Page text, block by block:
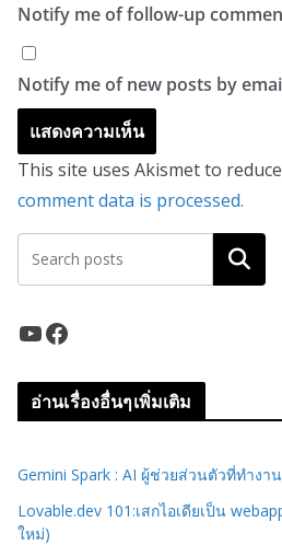
Notify me of follow-up
Notify me of new posts by
This site uses Akismet to
comment data is processed.
ค้นหา
YouTube Facebook
อ่านเรื่องอื่นๆเพิ่มเติม
Gemini Spark : AI ผู้ช่วยส่วนตัวที่ทำ
Lovable.dev 101:เสกไอเดียเป็น
ใหม่)